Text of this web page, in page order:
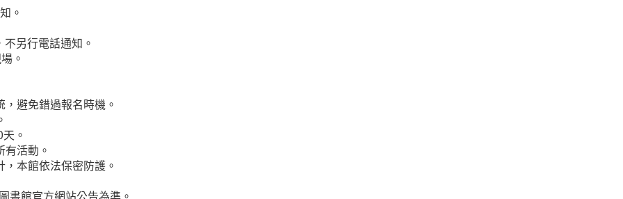
。
另行電話通知。
。
避免錯過報名時機。
。
活動。
本館依法保密防護。
書館官方網站公告為準。